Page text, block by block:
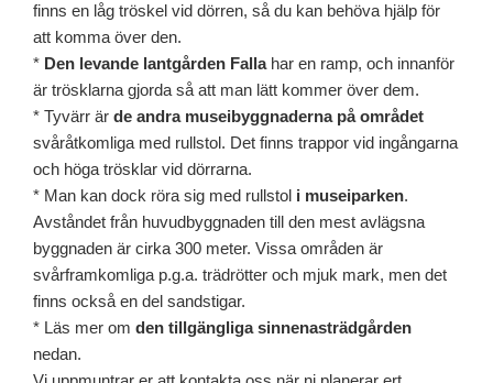
finns en låg tröskel vid dörren, så du kan behöva hjälp för
att komma över den.
* Den levande lantgården Fallahar en ramp, och innanför
är trösklarna gjorda så att man lätt kommer över dem.
* Tyvärr är de andra museibyggnaderna på området
svåråtkomliga med rullstol. Det finns trappor vid ingångarna
och höga trösklar vid dörrarna.
* Man kan dock röra sig med rullstol i museiparken.
Avståndet från huvudbyggnaden till den mest avlägsna
byggnaden är cirka 300 meter. Vissa områden är
svårframkomliga p.g.a. trädrötter och mjuk mark, men det
finns också en del sandstigar.
* Läs mer om den tillgängliga sinnenasträdgården
nedan.